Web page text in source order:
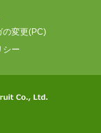
の変更(PC)
シー